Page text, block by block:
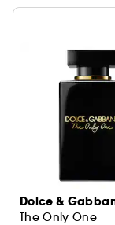
Dolce &
The Only One